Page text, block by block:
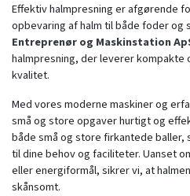
Effektiv halmpresning er afgørende
opbevaring af halm til både foder og
Entreprenør og Maskinstation
halmpresning, der leverer kompakte
kvalitet.
Med vores moderne maskiner og
små og store opgaver hurtigt og
både små og store firkantede baller,
til dine behov og faciliteter. Uanset
eller energiformål, sikrer vi, at
skånsomt.